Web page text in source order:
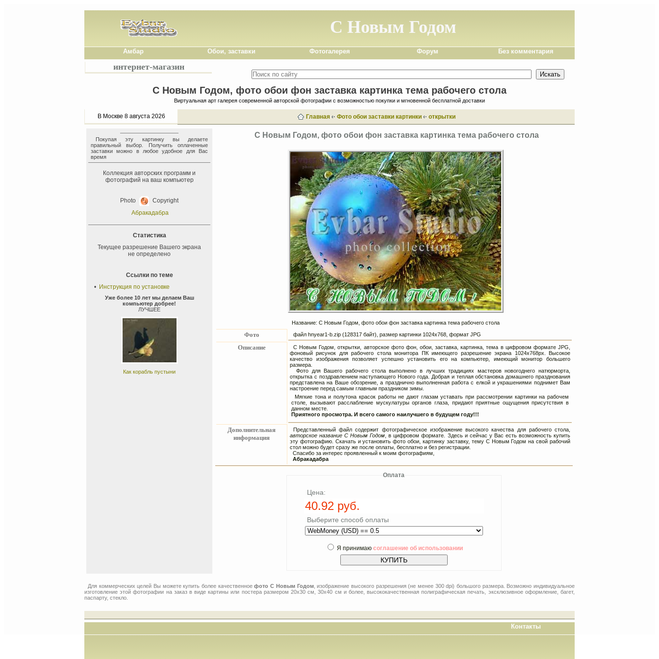
С Новым Годом
Амбар Обои, заставки Фотогалерея Форум Без комментария
интернет-магазин
С Новым Годом, фото обои фон заставка картинка тема рабочего стола
Виртуальная арт галерея современной авторской фотографии с возможностью покупки и мгновенной бесплатной доставки
В Москве 8 августа 2026 Главная‹· Фото обои заставки картинки‹· открытки
Покупая эту картинку вы делаете
правильный выбор. Получить оплаченные
заставки можно в любое удобное для Вас
время
Коллекция авторских программ и
фотографий на ваш компьютер
Photo
Copyright
Абракадабра
Статистика
Текущее разрешение Вашего экрана
не определено
Ссылки по теме
• Инструкция по установке
Уже более 10 лет мы делаем Ваш
компьютер добрее!
ЛУЧШЕЕ
Как корабль пустыни
С Новым Годом, фото обои фон заставка картинка тема рабочего стола
Название: С Новым Годом, фото обои фон заставка картинка тема рабочего стола
Фото файл hnyear1-b.zip (128317 байт), размер картинки 1024х768, формат JPG
Описание
С Новым Годом, открытки, авторское фото фон, обои, заставка, картинка, тема в цифровом формате JPG,
фоновый рисунок для рабочего стола монитора ПК имеющего разрешение экрана 1024х768px. Высокое
качество изображения позволяет успешно установить его на компьютер, имеющий монитор большего
размера.
Фото для Вашего рабочего стола выполнено в лучших традициях мастеров новогоднего натюрморта,
открытка с поздравлением наступающего Нового года. Добрая и теплая обстановка домашнего празднования
представлена на Ваше обозрение, а празднично выполненная работа с елкой и украшениями поднимет Вам
настроение перед самым главным праздником зимы.
Мягкие тона и полутона красок работы не дают глазам уставать при рассмотрении картинки на рабочем
столе, вызывают расслабление мускулатуры органов глаза, придают приятные ощущения присутствия в
данном месте.
Приятного просмотра. И всего самого наилучшего в будущем году!!!
Дополнительная
информация
Представленный файл содержит фотографическое изображение высокого качества для рабочего стола,
авторское название С Новым Годом , в цифровом формате. Здесь и сейчас у Вас есть возможность купить
эту фотографию. Скачать и установить фото обои, картинку заставку, тему С Новым Годом на свой рабочий
стол можно будет сразу же после оплаты, бесплатно и без регистрации.
Спасибо за интерес проявленный к моим фотографиям,
Абракадабра
Оплата
Цена:
Выберите способ оплаты
Я принимаю соглашение об использовании
Для коммерческих целей Вы можете купить более качественноефото С Новым Годом, изображение высокого разрешения (не менее 300 dpi) большого размера. Возможно индивидуальное
изготовление этой фотографии на заказ в виде картины или постера размером 20x30 см, 30x40 см и более, высококачественная полиграфическая печать, эксклюзивное оформление, багет,
паспарту, стекло.
Контакты